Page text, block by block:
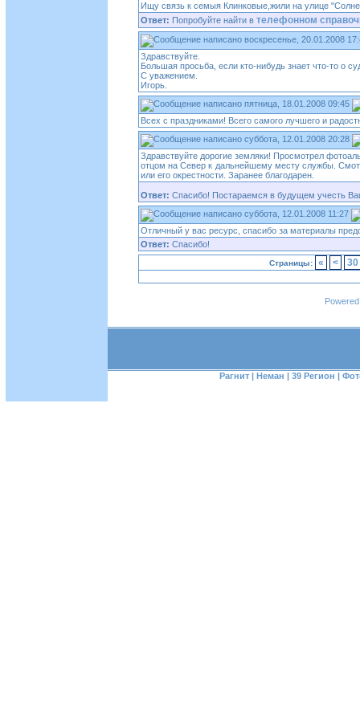
Ищу связь к семыя Клинковые,жили на улице
Ответ: Попробуйте найти в телефонном
воскресенье, 20.01.2008
Здравствуйте.
Большая просьба, если кто-нибудь знает что-то о
С уважением.
Игорь.
пятница, 18.01.2008 09:45
Всех с праздниками! Всего самого лучшего и
суббота, 12.01.2008 20:28
Здравствуйте дорогие земляки! Просмотрел
отцом на Север к дальнейшему месту службы.
или его окрестности. Заранее благодарен.
Ответ: Спасибо! Постараемся в будущем учесть
суббота, 12.01.2008 11:27
Отличный у вас ресурс, спасибо за материалы
Ответ: Спасибо!
Страницы: « < 30
Рагнит | Неман | 39 Регион |